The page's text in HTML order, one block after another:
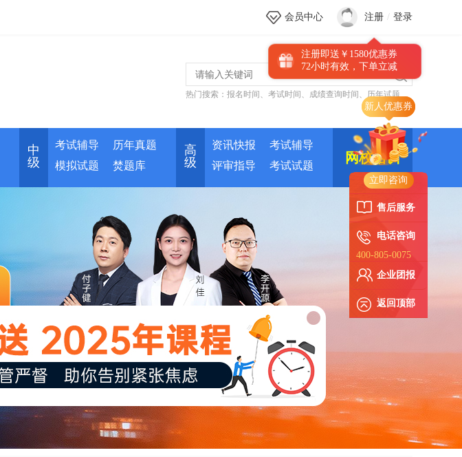
新人优惠券
立即咨询
售后服务
电话咨询
400-805-0075
企业团报
返回顶部
会员中心 注册 / 登录
注册即送￥1580优惠券
72小时有效，下单立减
热门搜索： 报名时间 、 考试时间 、 成绩查询时间 、 历年试题
中
级
考试辅导
历年真题
模拟试题
焚题库
高
级
资讯快报
考试辅导
评审指导
考试试题
网校培训